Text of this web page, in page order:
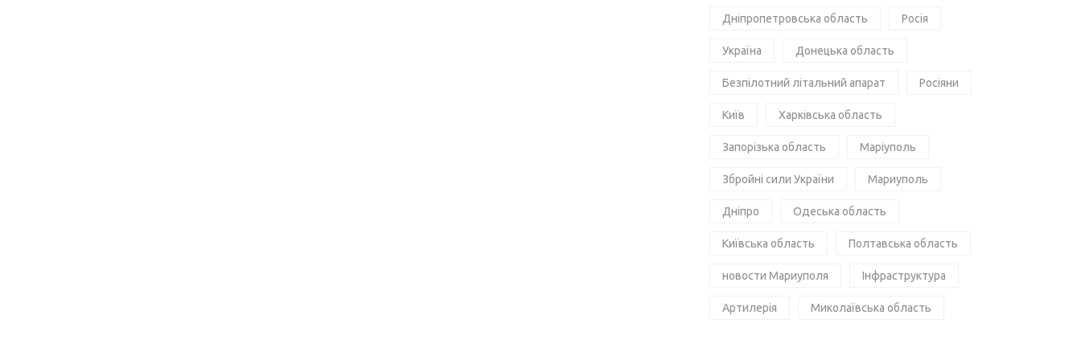
Дніпропетровська область Росія
Україна Донецька область
Безпілотний літальний апарат Росіяни
Київ Харківська область
Запорізька область Маріуполь
Збройні сили України Мариуполь
Дніпро Одеська область
Київська область Полтавська область
новости Мариуполя Інфраструктура
Артилерія Миколаївська область